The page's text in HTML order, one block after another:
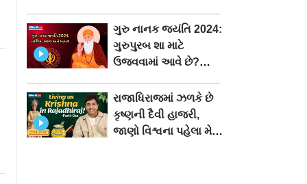
ગુરુ નાનક જયંતિ 2024:
ગુરુપુરબ શા માટે
ઉજવવામાં આવે છે?
રાજાધિરાજમાં ઝળકે છે
કૃષ્ણની દૈવી હાજરી,
જાણો વિશ્વના પહેલા મેગા